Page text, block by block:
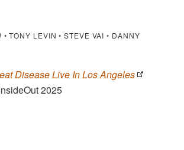
TONY LEVIN • STEVE VAI • DANNY
Disease Live In Los Angeles
2025